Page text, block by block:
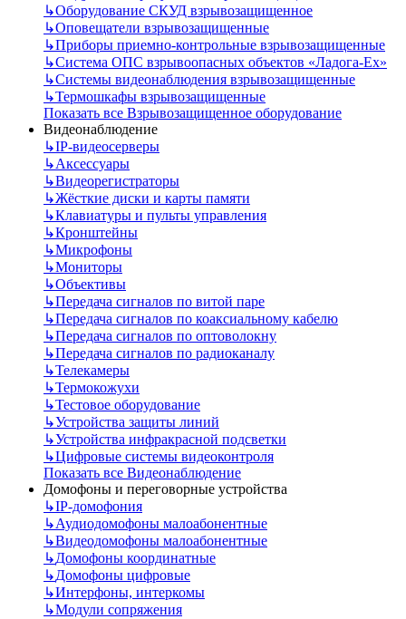
↳Оборудование СКУД взрывозащищенное
↳Оповещатели взрывозащищенные
↳Приборы приемно-контрольные взрывозащищенные
↳Система ОПС взрывоопасных объектов «Ладога-Ex»
↳Системы видеонаблюдения взрывозащищенные
↳Термошкафы взрывозащищенные
Показать все Взрывозащищенное оборудование
Видеонаблюдение
↳IP-видеосерверы
↳Аксессуары
↳Видеорегистраторы
↳Жёсткие диски и карты памяти
↳Клавиатуры и пульты управления
↳Кронштейны
↳Микрофоны
↳Мониторы
↳Объективы
↳Передача сигналов по витой паре
↳Передача сигналов по коаксиальному кабелю
↳Передача сигналов по оптоволокну
↳Передача сигналов по радиоканалу
↳Телекамеры
↳Термокожухи
↳Тестовое оборудование
↳Устройства защиты линий
↳Устройства инфракрасной подсветки
↳Цифровые системы видеоконтроля
Показать все Видеонаблюдение
Домофоны и переговорные устройства
↳IP-домофония
↳Аудиодомофоны малоабонентные
↳Видеодомофоны малоабонентные
↳Домофоны координатные
↳Домофоны цифровые
↳Интерфоны, интеркомы
↳Модули сопряжения